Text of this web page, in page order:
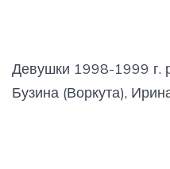
Девушки 1998-1999 г.
Бузина (Воркута),